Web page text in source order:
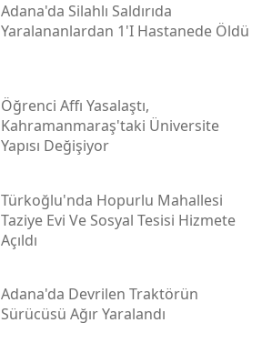
Adana'da Silahlı Saldırıda
Yaralananlardan 1'i Hastanede Öldü
Öğrenci Affı Yasalaştı,
Kahramanmaraş'taki Üniversite
Yapısı Değişiyor
Türkoğlu'nda Hopurlu Mahallesi
Taziye Evi Ve Sosyal Tesisi Hizmete
Açıldı
Adana'da Devrilen Traktörün
Sürücüsü Ağır Yaralandı